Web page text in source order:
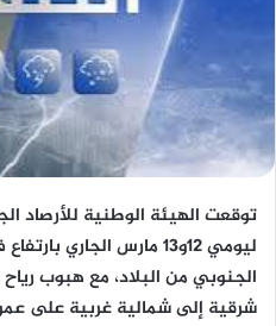
توقعت الهيئة الوطنية للأرصاد
ليومي 12و13 مارس
الجنوبي من البلاد، مع هبوب
شرقية إلى شمالية غربية على